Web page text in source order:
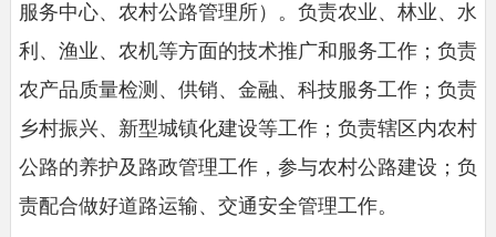
服务中心、农村公路管理所）。负责农业、林业、水
利、渔业、农机等方面的技术推广和服务工作；负责
农产品质量检测、供销、金融、科技服务工作；负责
乡村振兴、新型城镇化建设等工作；负责辖区内农村
公路的养护及路政管理工作，参与农村公路建设；负
责配合做好道路运输、交通安全管理工作。